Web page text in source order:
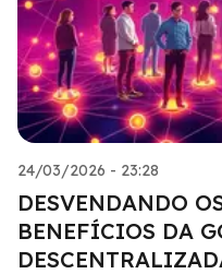
24/03/2026 - 23:28
DESVENDANDO
BENEFÍCIOS DA